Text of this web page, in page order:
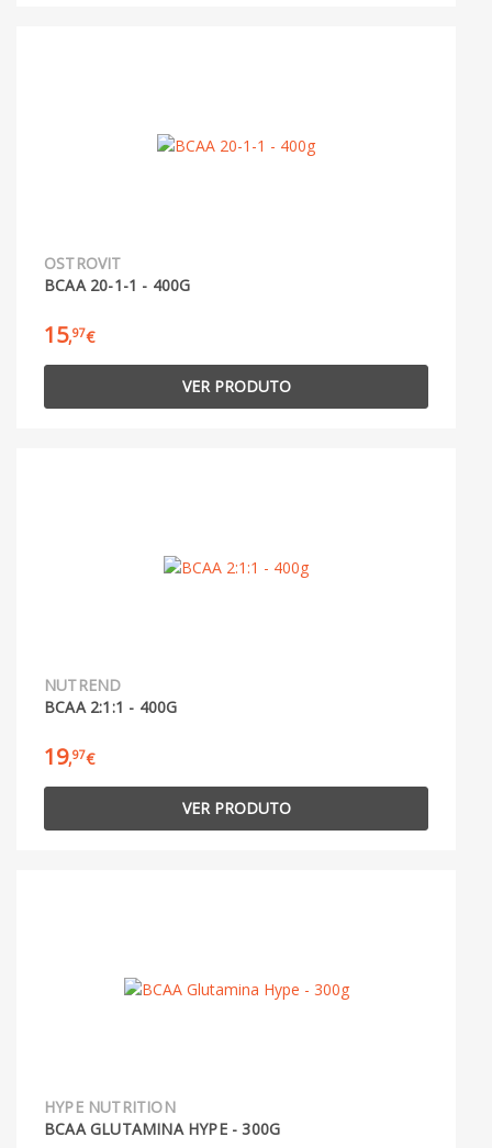
OSTROVIT
BCAA 20-1-1 - 400G
15,97€
VER PRODUTO
NUTREND
BCAA 2:1:1 - 400G
19,97€
VER PRODUTO
HYPE NUTRITION
BCAA GLUTAMINA HYPE - 300G